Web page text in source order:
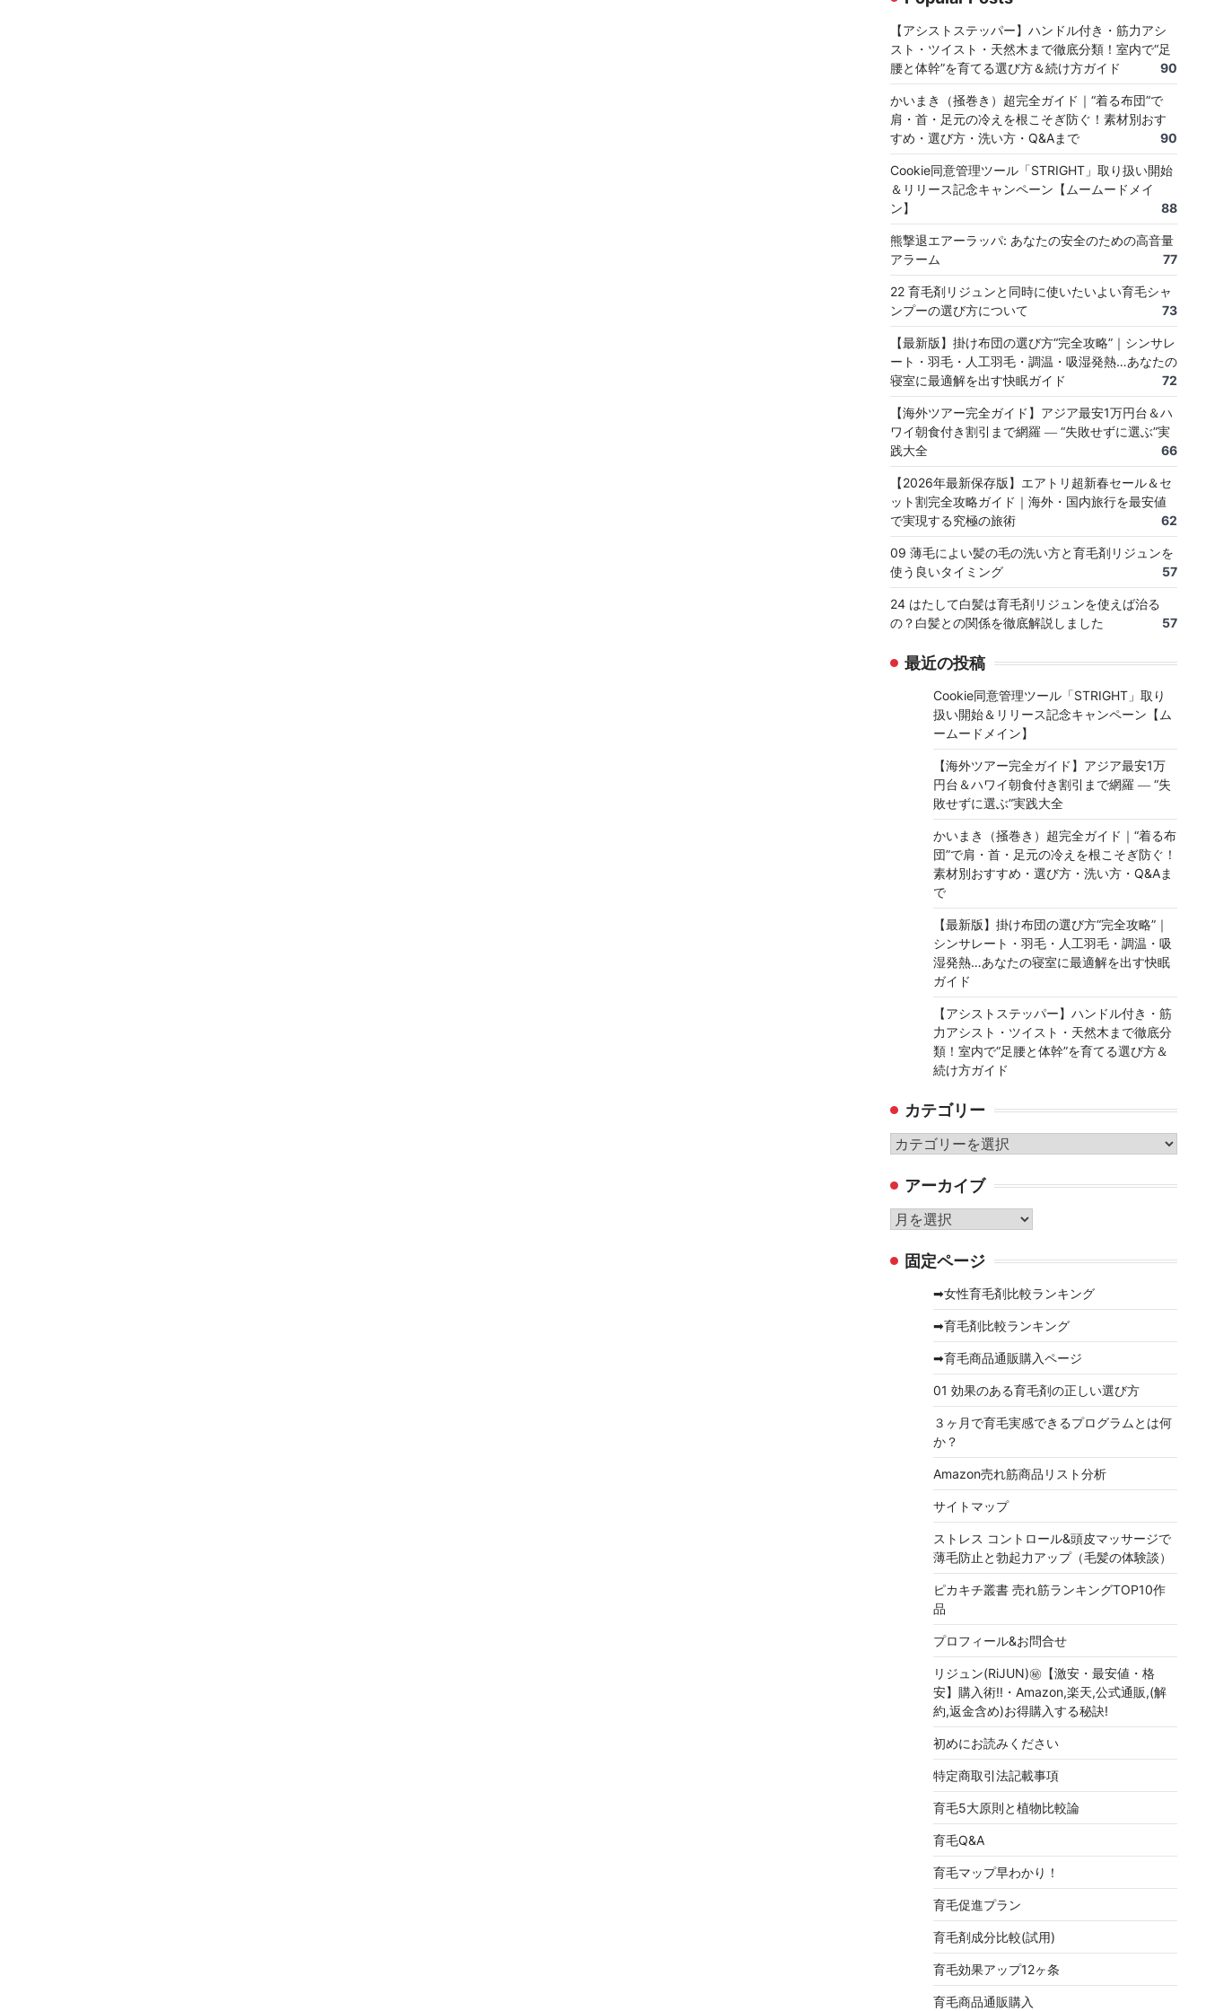
【アシストステッパー】ハンドル付き・筋力アシ
スト・ツイスト・天然木まで徹底分類！室内で“足
腰と体幹”を育てる選び方＆続け方ガイド
90
かいまき（掻巻き）超完全ガイド｜“着る布団”で
肩・首・足元の冷えを根こそぎ防ぐ！素材別おす
すめ・選び方・洗い方・Q&Aまで
90
Cookie同意管理ツール「STRIGHT」取り扱い開始
＆リリース記念キャンペーン【ムームードメイ
ン】
88
熊撃退エアーラッパ: あなたの安全のための高音量
アラーム
77
22 育毛剤リジュンと同時に使いたいよい育毛シャ
ンプーの選び方について
73
【最新版】掛け布団の選び方“完全攻略”｜シンサレ
ート・羽毛・人工羽毛・調温・吸湿発熱…あなたの
寝室に最適解を出す快眠ガイド
72
【海外ツアー完全ガイド】アジア最安1万円台＆ハ
ワイ朝食付き割引まで網羅 ― “失敗せずに選ぶ”実
践大全
66
【2026年最新保存版】エアトリ超新春セール＆セ
ット割完全攻略ガイド｜海外・国内旅行を最安値
で実現する究極の旅術
62
09 薄毛によい髪の毛の洗い方と育毛剤リジュンを
使う良いタイミング
57
24 はたして白髪は育毛剤リジュンを使えば治る
の？白髪との関係を徹底解説しました
57
最近の投稿
Cookie同意管理ツール「STRIGHT」取り
扱い開始＆リリース記念キャンペーン【ム
ームードメイン】
【海外ツアー完全ガイド】アジア最安1万
円台＆ハワイ朝食付き割引まで網羅 ― “失
敗せずに選ぶ”実践大全
かいまき（掻巻き）超完全ガイド｜“着る布
団”で肩・首・足元の冷えを根こそぎ防ぐ！
素材別おすすめ・選び方・洗い方・Q&Aま
で
【最新版】掛け布団の選び方“完全攻略”｜
シンサレート・羽毛・人工羽毛・調温・吸
湿発熱…あなたの寝室に最適解を出す快眠
ガイド
【アシストステッパー】ハンドル付き・筋
力アシスト・ツイスト・天然木まで徹底分
類！室内で“足腰と体幹”を育てる選び方＆
続け方ガイド
カテゴリー
カ
ゴ
リ
ー
アーカイブ
ア
カ 固定ページ
➡女性育毛剤比較ランキング
➡育毛剤比較ランキング
➡育毛商品通販購入ページ
01 効果のある育毛剤の正しい選び方
３ヶ月で育毛実感できるプログラムとは何
か？
Amazon売れ筋商品リスト分析
サイトマップ
ストレス コントロール&頭皮マッサージで
薄毛防止と勃起力アップ（毛髪の体験談）
ピカキチ叢書 売れ筋ランキングTOP10作
品
プロフィール&お問合せ
リジュン(RiJUN)㊙【激安・最安値・格
安】購入術!!・Amazon,楽天,公式通販,(解
約,返金含め)お得購入する秘訣!
初めにお読みください
特定商取引法記載事項
育毛5大原則と植物比較論
育毛Q&A
育毛マップ早わかり！
育毛促進プラン
育毛剤成分比較(試用)
育毛効果アップ12ヶ条
育毛商品通販購入